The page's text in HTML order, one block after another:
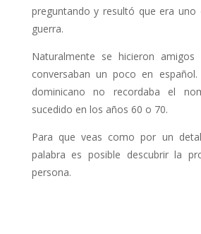
preguntando y resultó que era uno
guerra.
Naturalmente se hicieron
conversaban un poco en
dominicano no recordaba el
sucedido en los años 60 o 70.
Para que veas como por un
palabra es posible descubrir la
persona.